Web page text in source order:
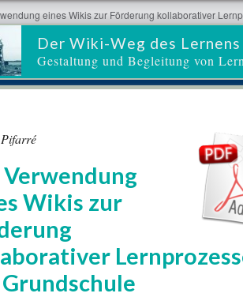
Der Wiki-Weg des Lernens
Gestaltung und Begleitung von
eines Wikis zur Förderung kollaborativer
Grundschule
Wikis zur